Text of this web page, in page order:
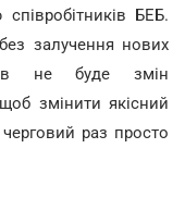
БЕБ.
без залучення нових
не буде змін
змінити якісний
раз просто